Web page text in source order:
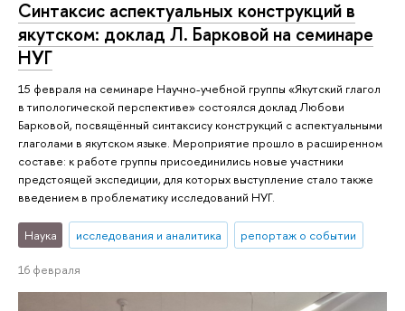
Синтаксис аспектуальных конструкций в
якутском: доклад Л. Барковой на семинаре
НУГ
15 февраля на семинаре Научно-учебной группы «Якутский глагол
в типологической перспективе» состоялся доклад Любови
Барковой, посвящённый синтаксису конструкций с аспектуальными
глаголами в якутском языке. Мероприятие прошло в расширенном
составе: к работе группы присоединились новые участники
предстоящей экспедиции, для которых выступление стало также
введением в проблематику исследований НУГ.
Наука исследования и аналитика репортаж о событии
16 февраля